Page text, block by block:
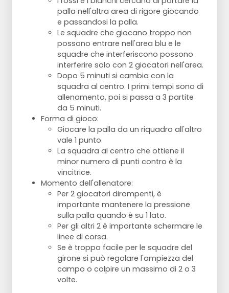
palla nell'altra area di rigore giocando
e passandosi la palla.
Le squadre che giocano troppo non
possono entrare nell'area blu e le
squadre che interferiscono possono
interferire solo con 2 giocatori nell'area.
Dopo 5 minuti si cambia con la
squadra al centro. I primi tempi sono di
allenamento, poi si passa a 3 partite
da 5 minuti.
Forma di gioco:
Giocare la palla da un riquadro all'altro
vale 1 punto.
La squadra al centro che ottiene il
minor numero di punti contro è la
vincitrice.
Momento dell'allenatore:
Per 2 giocatori dirompenti, è
importante mantenere la pressione
sulla palla quando è su 1 lato.
Per gli altri 2 è importante schermare le
linee di corsa.
Se è troppo facile per le squadre del
girone si può regolare l'ampiezza del
campo o colpire un massimo di 2 o 3
volte.